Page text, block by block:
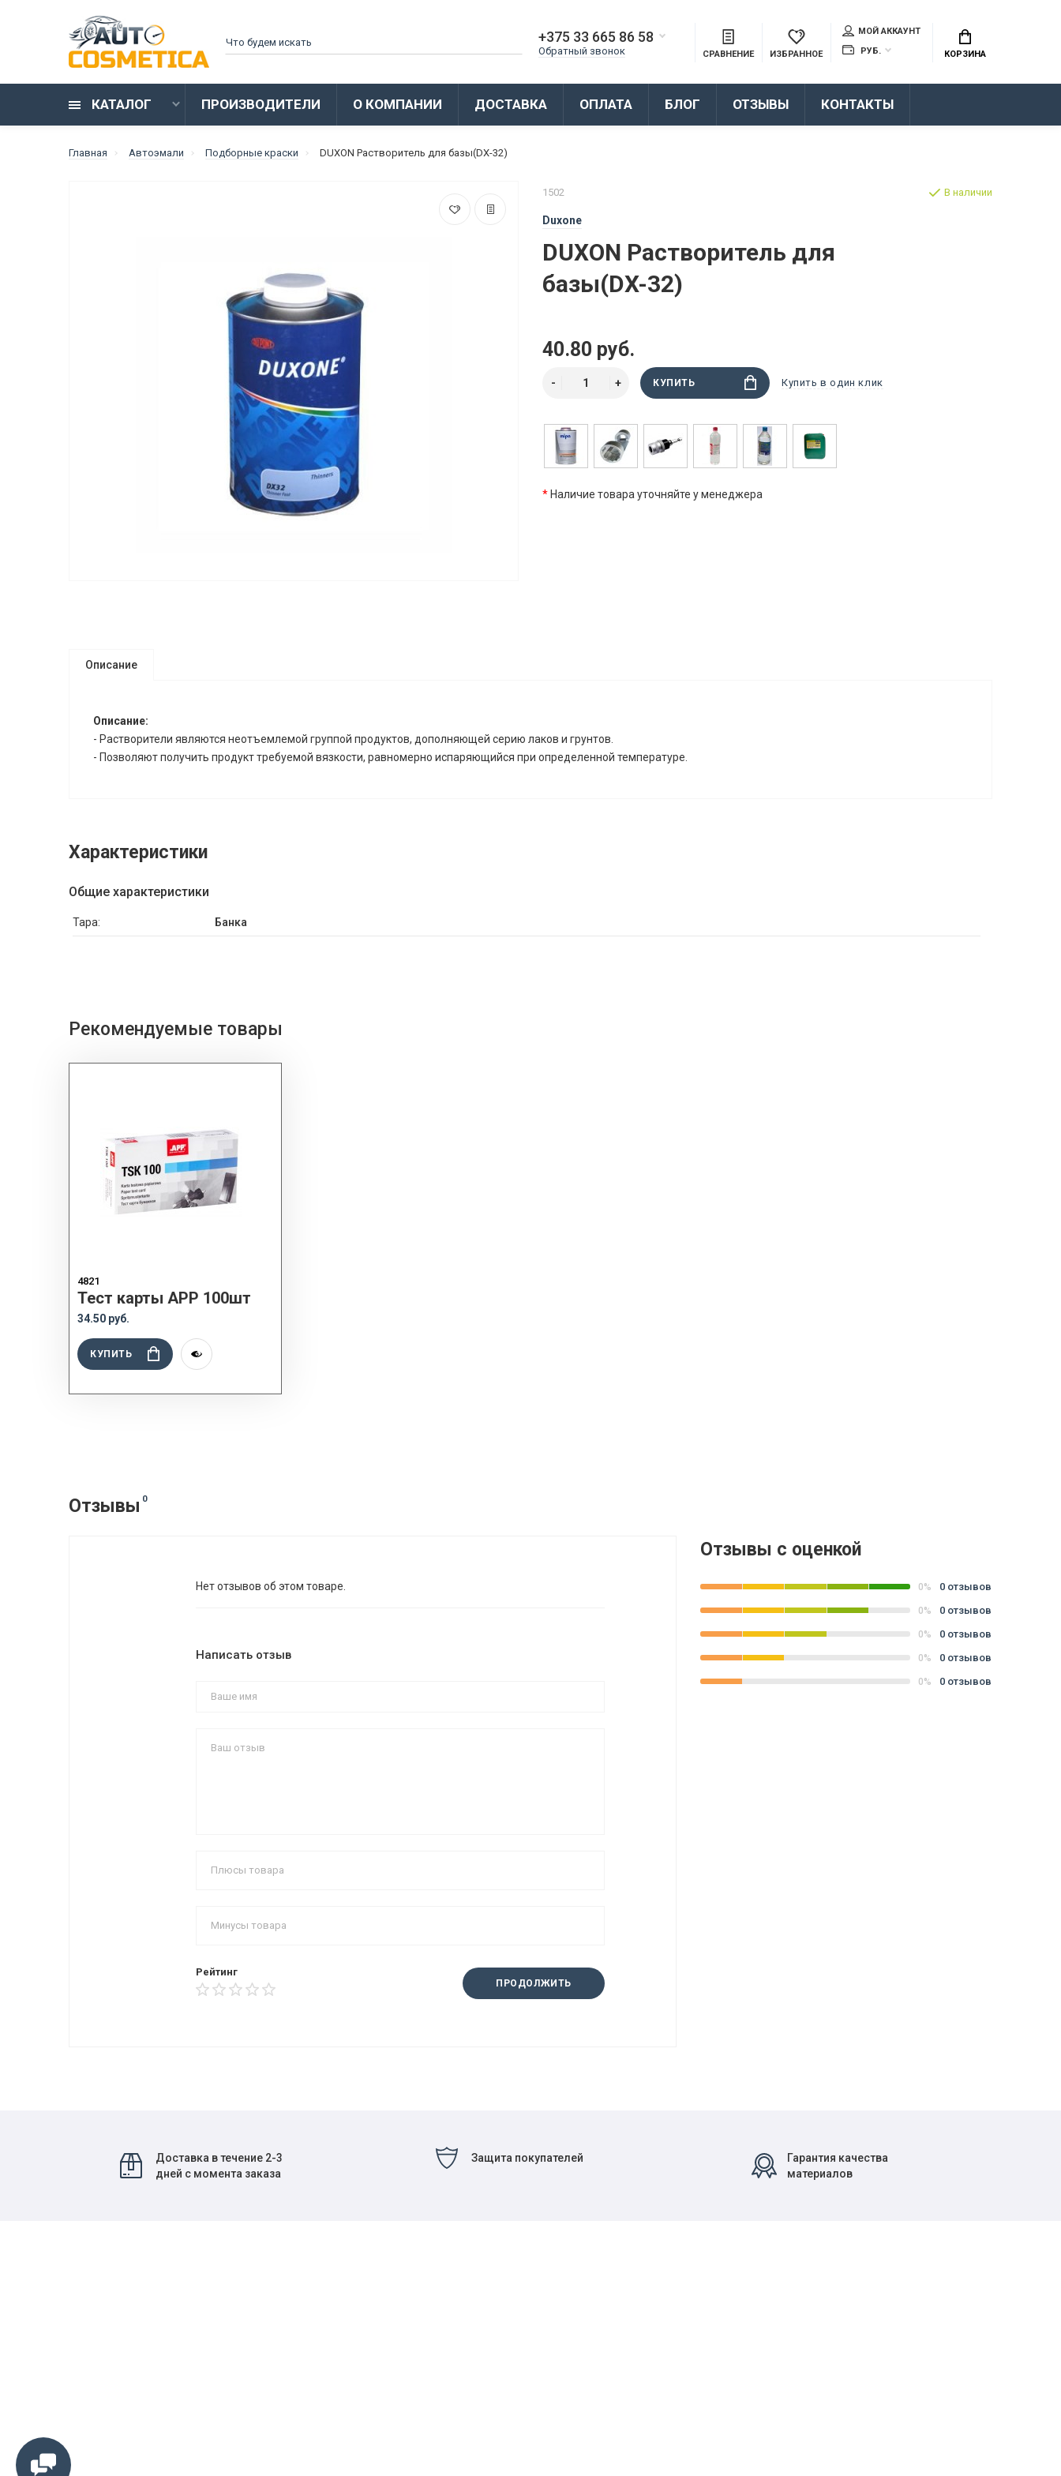
+375 33 665 86 58
Обратный звонок СРАВНЕНИЕ ИЗБРАННОЕ
МОЙ АККАУНТ
РУБ.
КОРЗИНА
КАТАЛОГ ПРОИЗВОДИТЕЛИ О КОМПАНИИ ДОСТАВКА ОПЛАТА БЛОГ ОТЗЫВЫ КОНТАКТЫ
Главная Автоэмали Подборные краски DUXON Растворитель для базы(DX-32)
1502
Duxone
DUXON Растворитель для
базы(DX-32)
В наличии
40.80 руб.
КУПИТЬ Купить в один клик
* Наличие товара уточняйте у менеджера
Описание
Описание:
- Растворители являются неотъемлемой группой продуктов, дополняющей серию лаков и грунтов.
- Позволяют получить продукт требуемой вязкости, равномерно испаряющийся при определенной температуре.
Характеристики
Общие характеристики
Тара: Банка
Рекомендуемые товары
4821
Тест карты APP 100шт
34.50 руб.
КУПИТЬ
Отзывы 0
Нет отзывов об этом товаре.
Написать отзыв
Рейтинг
ПРОДОЛЖИТЬ
Отзывы с оценкой
0% 0 отзывов
0% 0 отзывов
0% 0 отзывов
0% 0 отзывов
0% 0 отзывов
Доставка в течение 2-3
дней с момента заказа
Защита покупателей
Гарантия качества
материалов